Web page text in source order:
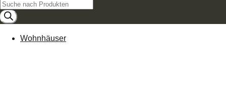
Products
search
Wohnhäuser